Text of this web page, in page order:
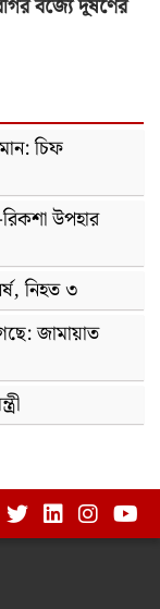
বর্জ্যে দূষণের
চিফ
উপহার
নিহত ৩
জামায়াত